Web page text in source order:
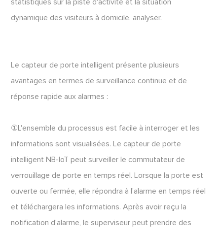
statistiques sur la piste d'activité et la situation
dynamique des visiteurs à domicile. analyser.
Le capteur de porte intelligent présente plusieurs
avantages en termes de surveillance continue et de
réponse rapide aux alarmes :
①L'ensemble du processus est facile à interroger et les
informations sont visualisées. Le capteur de porte
intelligent NB-IoT peut surveiller le commutateur de
verrouillage de porte en temps réel. Lorsque la porte est
ouverte ou fermée, elle répondra à l'alarme en temps réel
et téléchargera les informations. Après avoir reçu la
notification d'alarme, le superviseur peut prendre des